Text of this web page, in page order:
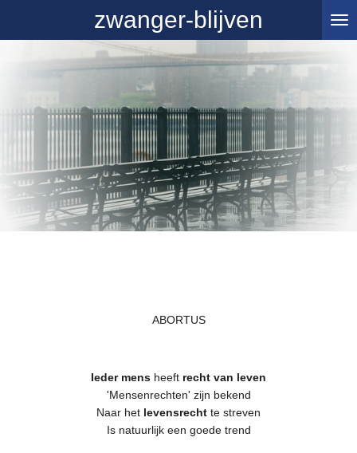
zwanger-blijven
ABORTUS
Ieder mens heeft recht van leven
'Mensenrechten' zijn bekend
Naar het levensrecht te streven
Is natuurlijk een goede trend